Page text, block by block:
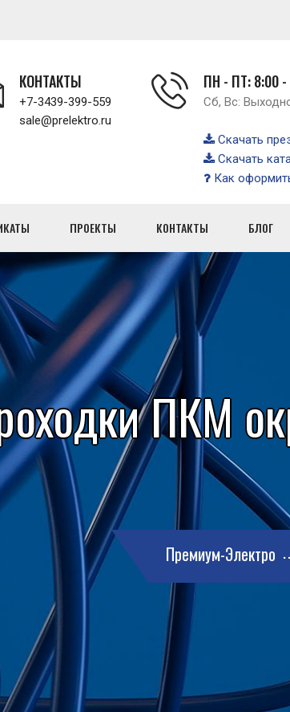
КОНТАКТЫ
+7-3439-399-559
sale@prelektro.ru
ПН - ПТ: 8:00 -
Сб, Вс:
Скачать
Скачать
Как
ПРОЕКТЫ КОНТАКТЫ БЛОГ
ПКМ
Премиум-Электро